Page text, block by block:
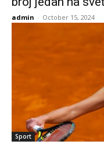
admin - October 15, 2024
Sport